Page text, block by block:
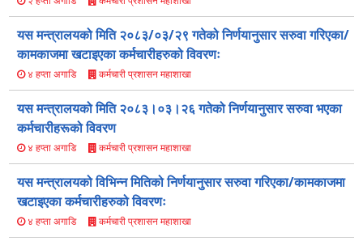
यस मन्त्रालयको मिति २०८३/०३/२९ गतेको निर्णयानुसार सरुवा गरिएका/
कामकाजमा खटाइएका कर्मचारीहरुको विवरणः
४ हप्ता अगाडि कर्मचारी प्रशासन महाशाखा
यस मन्त्रालयको मिति २०८३।०३।२६ गतेको निर्णयानुसार सरुवा भएका
कर्मचारीहरूको विवरण
४ हप्ता अगाडि कर्मचारी प्रशासन महाशाखा
यस मन्त्रालयको विभिन्न मितिको निर्णयानुसार सरुवा गरिएका/कामकाजमा
खटाइएका कर्मचारीहरुको विवरणः
४ हप्ता अगाडि कर्मचारी प्रशासन महाशाखा